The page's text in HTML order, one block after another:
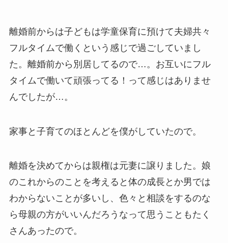
離婚前からは子どもは学童保育に預けて夫婦共々
フルタイムで働くという感じで過ごしていまし
た。離婚前から別居してるので…。お互いにフル
タイムで働いて頑張ってる！って感じはありませ
んでしたが…。
家事と子育てのほとんどを僕がしていたので。
離婚を決めてからは親権は元妻に譲りました。娘
のこれからのことを考えると体の成長とか男では
わからないことが多いし、色々と相談をするのな
ら母親の方がいいんだろうなって思うこともたく
さんあったので。